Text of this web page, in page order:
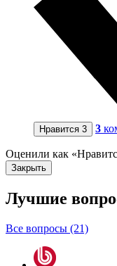
Нравится 3 3
Оценили как
Закрыть
Лучшие
Все вопросы (21)